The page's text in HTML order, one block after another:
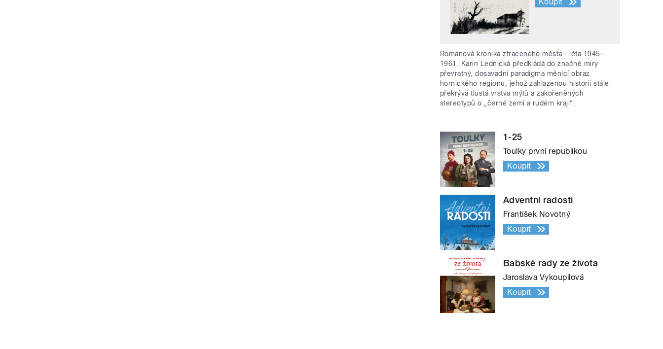
Románová kronika ztraceného města - léta 1945–
1961. Karin Lednická předkládá do značné míry
převratný, dosavadní paradigma měnící obraz
hornického regionu, jehož zahlazenou historii stále
překrývá tlustá vrstva mýtů a zakořeněných
stereotypů o „černé zemi a rudém kraji“.
1-25
Toulky první republikou
Koupit
Adventní radosti
František Novotný
Koupit
Babské rady ze života
Jaroslava Vykoupilová
Koupit